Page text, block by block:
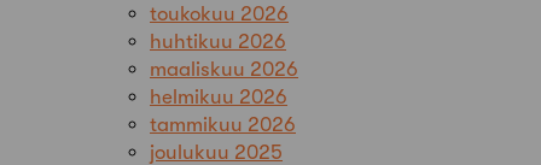
toukokuu 2026
huhtikuu 2026
maaliskuu 2026
helmikuu 2026
tammikuu 2026
joulukuu 2025